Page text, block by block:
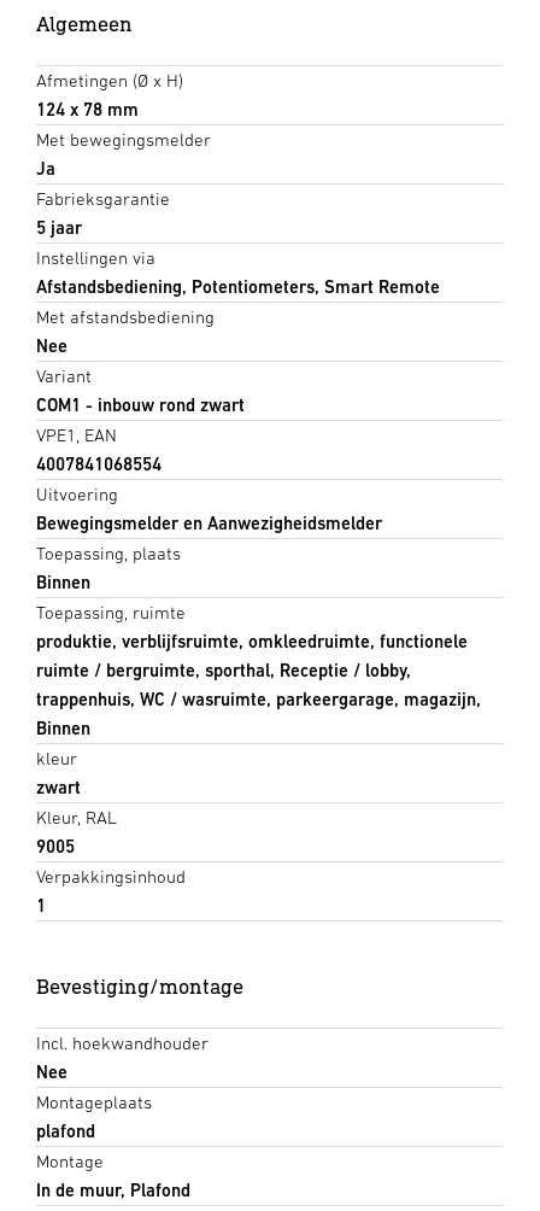
Algemeen
Afmetingen (Ø x H)
124 x 78 mm
Met bewegingsmelder
Ja
Fabrieksgarantie
5 jaar
Instellingen via
Afstandsbediening, Potentiometers, Smart Remote
Met afstandsbediening
Nee
Variant
COM1 - inbouw rond zwart
VPE1, EAN
4007841068554
Uitvoering
Bewegingsmelder en Aanwezigheidsmelder
Toepassing, plaats
Binnen
Toepassing, ruimte
produktie, verblijfsruimte, omkleedruimte, functionele
ruimte / bergruimte, sporthal, Receptie / lobby,
trappenhuis, WC / wasruimte, parkeergarage, magazijn,
Binnen
kleur
zwart
Kleur, RAL
9005
Verpakkingsinhoud
1
Bevestiging/montage
Incl. hoekwandhouder
Nee
Montageplaats
plafond
Montage
In de muur, Plafond